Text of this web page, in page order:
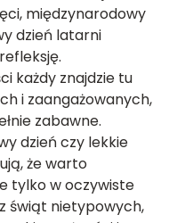
międzynarodowy
dzień latarni
każdy znajdzie tu
i zaangażowanych,
zabawne.
dzień czy lekkie
że warto
tylko w oczywiste
świąt nietypowych,